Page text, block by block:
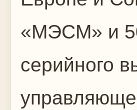
«МЭСМ» и
серийного